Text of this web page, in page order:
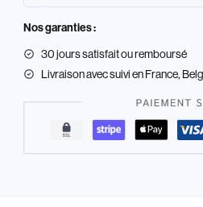
Nos garanties :
30 jours satisfait ou remboursé
Livraisonavec suivi en France,